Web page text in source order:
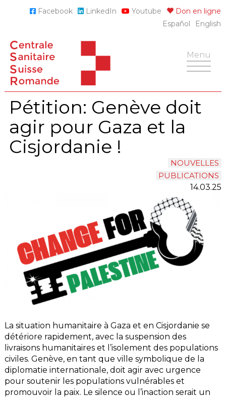
Don en ligne
Youtube
LinkedIn
Facebook
English
Español
Toggle
Menu
Pétition: Genève doit
agir pour Gaza et la
Cisjordanie !
NOUVELLES
PUBLICATIONS
14.03.25
La situation humanitaire à Gaza et en Cisjordanie se
détériore rapidement, avec la suspension des
livraisons humanitaires et l’isolement des populations
civiles. Genève, en tant que ville symbolique de la
diplomatie internationale, doit agir avec urgence
pour soutenir les populations vulnérables et
promouvoir la paix. Le silence ou l’inaction serait un